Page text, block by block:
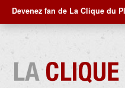
Devenez fan de La Clique du